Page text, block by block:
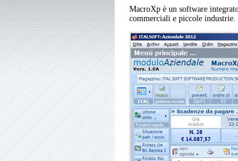
MacroXp è un software
commerciali e piccole industrie.